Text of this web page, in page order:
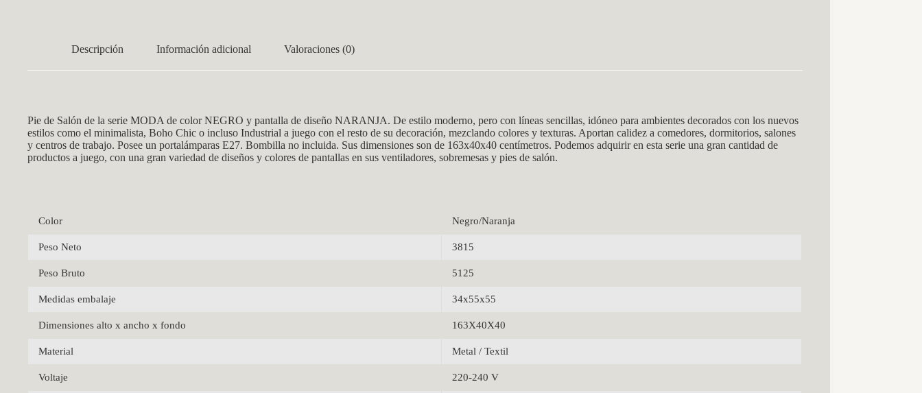
Descripción Información adicional Valoraciones (0)
Pie de Salón de la serie MODA de color NEGRO y pantalla de diseño NARANJA. De estilo moderno, pero con líneas sencillas, idóneo para ambientes decorados con los nuevos
estilos como el minimalista, Boho Chic o incluso Industrial a juego con el resto de su decoración, mezclando colores y texturas. Aportan calidez a comedores, dormitorios, salones
y centros de trabajo. Posee un portalámparas E27. Bombilla no incluida. Sus dimensiones son de 163x40x40 centímetros. Podemos adquirir en esta serie una gran cantidad de
productos a juego, con una gran variedad de diseños y colores de pantallas en sus ventiladores, sobremesas y pies de salón.
Color Negro/Naranja
Peso Neto 3815
Peso Bruto 5125
Medidas embalaje 34x55x55
Dimensiones alto x ancho x fondo 163X40X40
Material Metal / Textil
Voltaje 220-240 V